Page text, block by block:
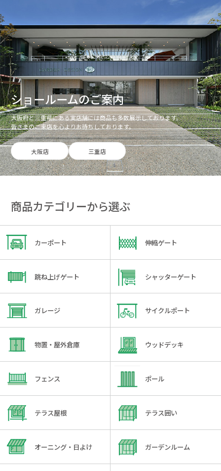
ショールームのご案内
大阪府と三重県にある実店舗には商品も多数展示しております。
皆さまのご来店を心よりお待ちしております。
大阪店 三重店
商品カテゴリーから選ぶ
カーポート 伸縮ゲート
跳ね上げゲート シャッターゲート
ガレージ サイクルポート
物置・屋外倉庫 ウッドデッキ
フェンス ポール
テラス屋根 テラス囲い
オーニング・日よけ ガーデンルーム